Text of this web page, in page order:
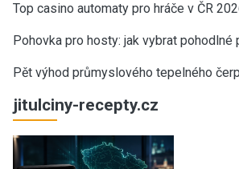
Top casino automaty pro hráče v ČR
Pohovka pro hosty: jak vybrat pohodlné
Pět výhod průmyslového tepelného
jitulciny-recepty.cz